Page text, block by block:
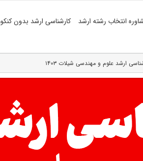
انتخاب رشته ارشد کارشناسی ارشد بدون
ارشد علوم و مهندسی شیلات ۱۴۰۳